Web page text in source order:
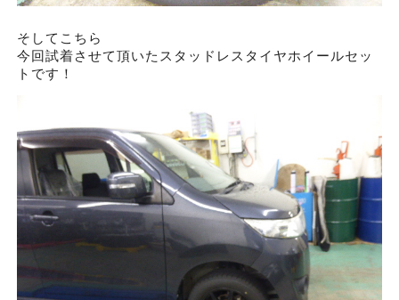
そしてこちら
今回試着させて頂いたスタッドレスタイヤホイールセッ
トです！